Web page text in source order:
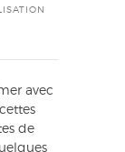
avec
de